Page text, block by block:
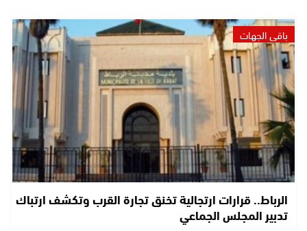
باقي الجهات
الرباط.. قرارات ارتجالية تخنق تجارة القرب وتكشف ارتباك
تدبير المجلس الجماعي